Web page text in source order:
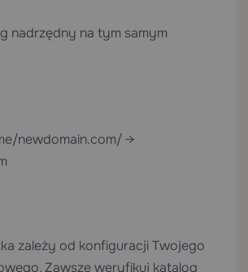
nadrzędny na tym samym
newdomain.com/ →
zależy od konfiguracji Twojego
Zawsze weryfikuj katalog